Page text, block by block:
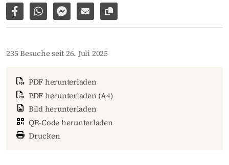
Auf Facebook teilen
Per WhatsApp weiterleiten
Per Facebook Messenger weiterleiten
Per E-Mail versenden
Link zur Seite kopieren
235 Besuche seit 26. Juli 2025
PDF herunterladen
PDF herunterladen (A4)
Bild herunterladen
QR-Code herunterladen
Drucken